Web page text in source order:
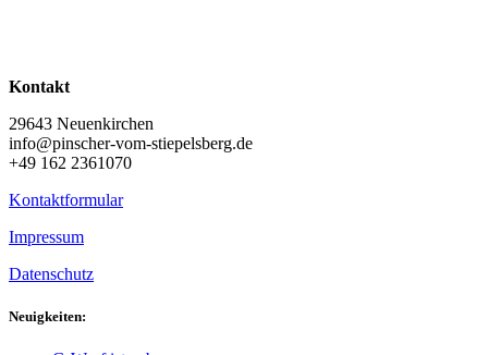
Kontakt
29643 Neuenkirchen
info@pinscher-vom-stiepelsberg.de
+49 162 2361070
Kontaktformular
Impressum
Datenschutz
Neuigkeiten: